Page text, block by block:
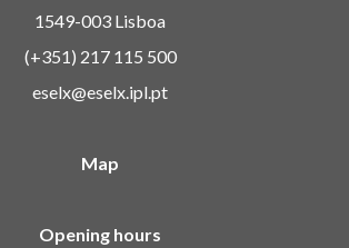
1549-003 Lisboa
(+351) 217 115 500
eselx@eselx.ipl.pt
Map
Opening hours